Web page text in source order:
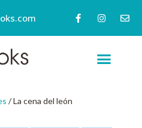
/ La cena del león